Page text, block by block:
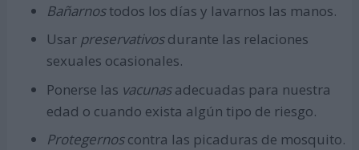
Bañarnostodos los días y lavarnos las manos.
Usar preservativosdurante las relaciones
sexuales ocasionales.
Ponerse las vacunasadecuadas para nuestra
edad o cuando exista algún tipo de riesgo.
Protegernoscontra las picaduras de mosquito.